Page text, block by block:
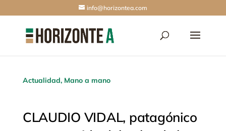
info@horizontea.com
Actualidad, Mano a mano
CLAUDIO VIDAL, patagónico